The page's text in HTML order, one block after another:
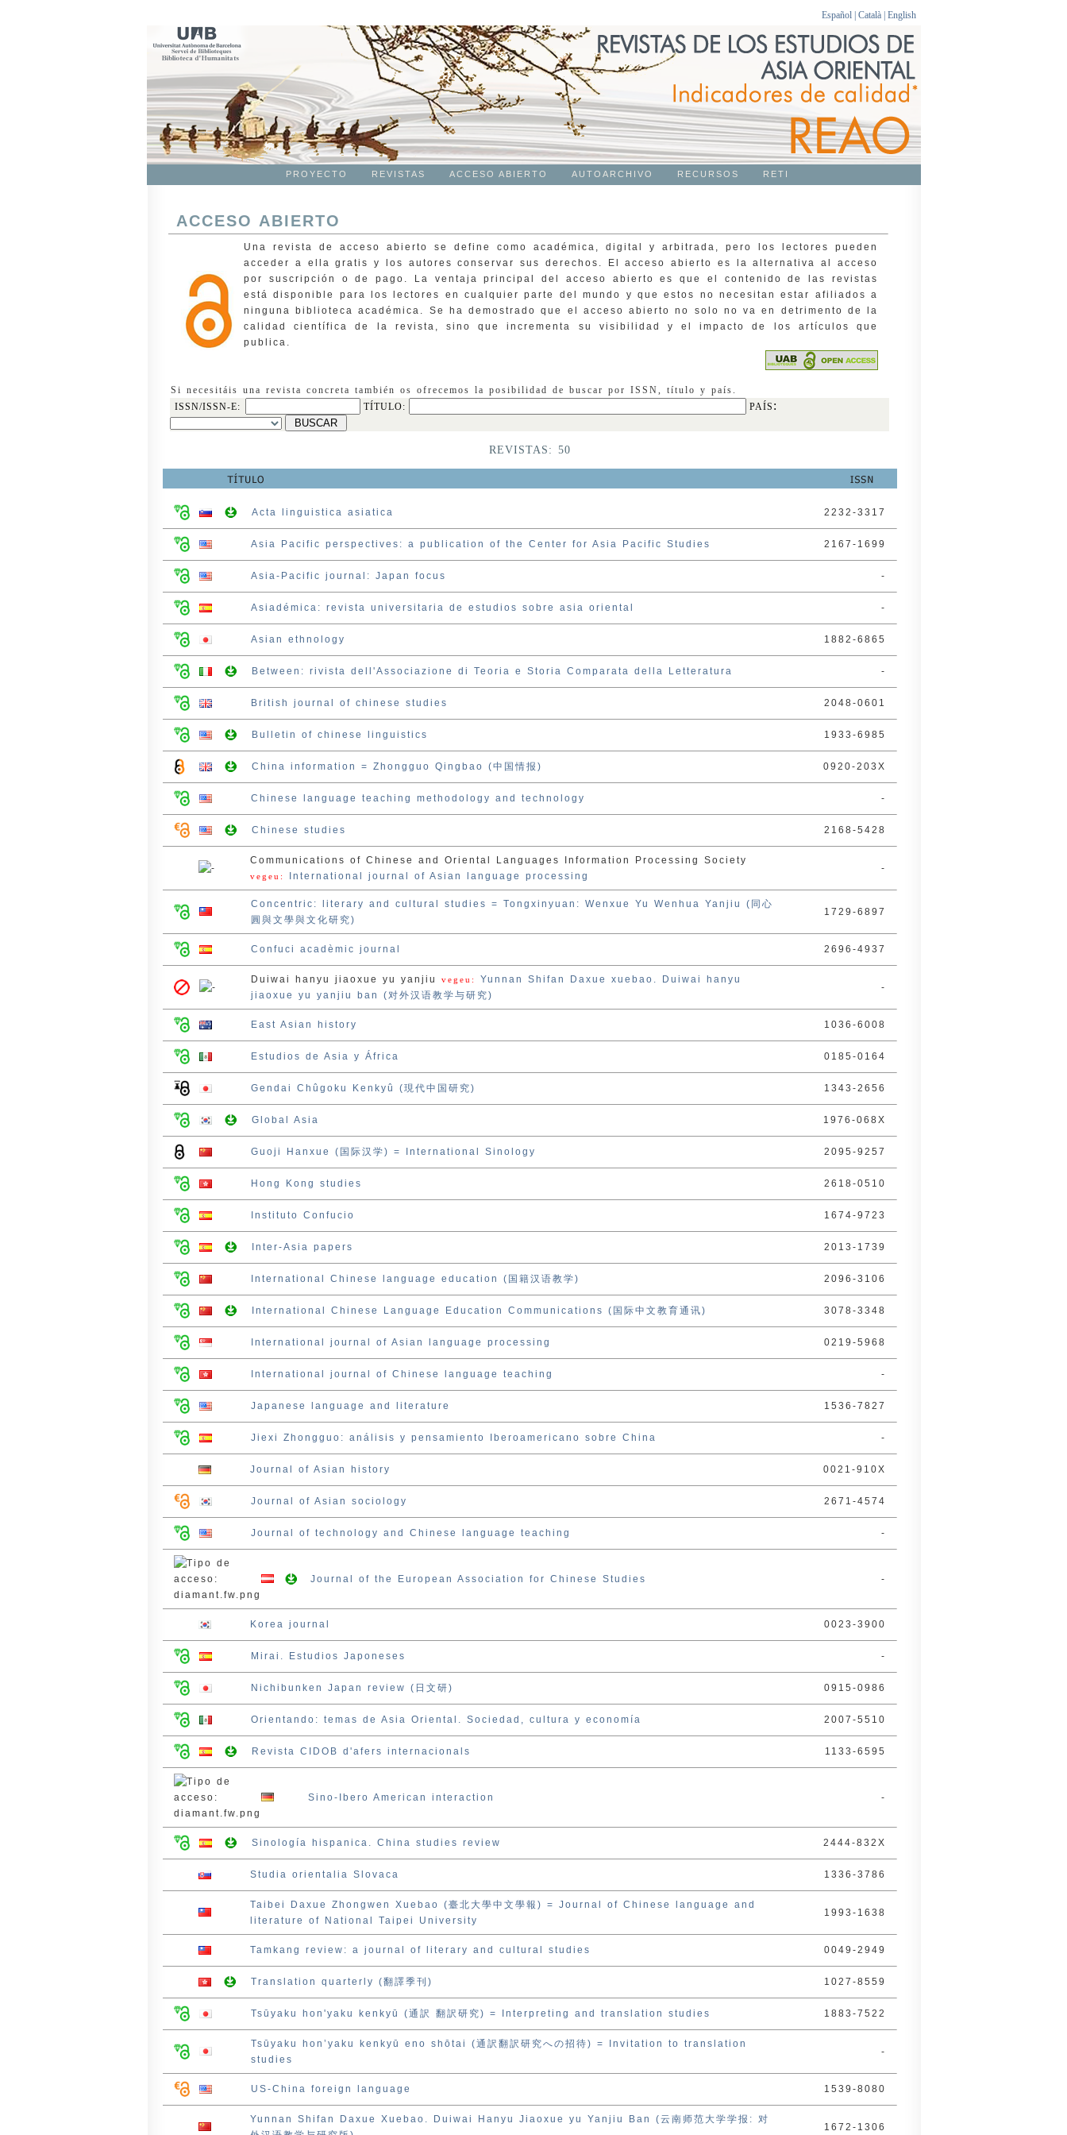
Español| Català| English
PROYECTO REVISTAS ACCESO ABIERTO AUTOARCHIVO RECURSOS RETI
ACCESO ABIERTO
Una revista de acceso abierto se define como académica, digital y arbitrada, pero los lectores pueden
acceder a ella gratis y los autores conservar sus derechos. El acceso abierto es la alternativa al acceso
por suscripción o de pago. La ventaja principal del acceso abierto es que el contenido de las revistas
está disponible para los lectores en cualquier parte del mundo y que estos no necesitan estar afiliados a
ninguna biblioteca académica. Se ha demostrado que el acceso abierto no solo no va en detrimento de la
calidad científica de la revista, sino que incrementa su visibilidad y el impacto de los artículos que
publica.
Si necesitáis una revista concreta también os ofrecemos la posibilidad de buscar por ISSN, título y país.
ISSN/ISSN-E:
TÍTULO: PAÍS :
REVISTAS: 50
Acta linguistica asiatica 2232-3317
Asia Pacific perspectives: a publication of the Center for Asia Pacific Studies 2167-1699
Asia-Pacific journal: Japan focus -
Asiadémica: revista universitaria de estudios sobre asia oriental -
Asian ethnology 1882-6865
Between: rivista dell'Associazione di Teoria e Storia Comparata della Letteratura -
British journal of chinese studies 2048-0601
Bulletin of chinese linguistics 1933-6985
China information = Zhongguo Qingbao (中国情报) 0920-203X
Chinese language teaching methodology and technology -
Chinese studies 2168-5428
Communications of Chinese and Oriental Languages Information Processing Society
vegeu: International journal of Asian language processing
-
Concentric: literary and cultural studies = Tongxinyuan: Wenxue Yu Wenhua Yanjiu (同心
圓與文學與文化研究)
1729-6897
Confuci acadèmic journal 2696-4937
Duiwai hanyu jiaoxue yu yanjiu vegeu:
Yunnan Shifan Daxue xuebao. Duiwai hanyu
jiaoxue yu yanjiu ban (对外汉语教学与研究)
-
East Asian history 1036-6008
Estudios de Asia y África 0185-0164
Gendai Chûgoku Kenkyû (現代中国研究) 1343-2656
Global Asia 1976-068X
Guoji Hanxue (国际汉学) = International Sinology 2095-9257
Hong Kong studies 2618-0510
Instituto Confucio 1674-9723
Inter-Asia papers 2013-1739
International Chinese language education (国籍汉语教学) 2096-3106
International Chinese Language Education Communications (国际中文教育通讯) 3078-3348
International journal of Asian language processing 0219-5968
International journal of Chinese language teaching -
Japanese language and literature 1536-7827
Jiexi Zhongguo: análisis y pensamiento Iberoamericano sobre China -
Journal of Asian history 0021-910X
Journal of Asian sociology 2671-4574
Journal of technology and Chinese language teaching -
Journal of the European Association for Chinese Studies -
Korea journal 0023-3900
Mirai. Estudios Japoneses -
Nichibunken Japan review (日文研) 0915-0986
Orientando: temas de Asia Oriental. Sociedad, cultura y economía 2007-5510
Revista CIDOB d'afers internacionals 1133-6595
Sino-Ibero American interaction -
Sinología hispanica. China studies review 2444-832X
Studia orientalia Slovaca 1336-3786
Taibei Daxue Zhongwen Xuebao (臺北大學中文學報) = Journal of Chinese language and
literature of National Taipei University
1993-1638
Tamkang review: a journal of literary and cultural studies 0049-2949
Translation quarterly (翻譯季刊) 1027-8559
Tsūyaku hon'yaku kenkyū (通訳 翻訳研究) = Interpreting and translation studies 1883-7522
Tsūyaku hon’yaku kenkyū eno shōtai (通訳翻訳研究への招待) = Invitation to translation
studies
-
US-China foreign language 1539-8080
Yunnan Shifan Daxue Xuebao. Duiwai Hanyu Jiaoxue yu Yanjiu Ban (云南师范大学学报: 对
1672-1306